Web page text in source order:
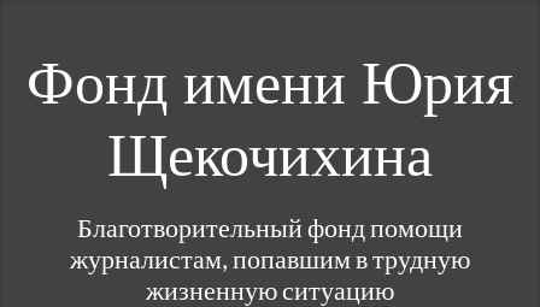
Фонд имени Юрия
Щекочихина
Благотворительный фонд помощи
журналистам, попавшим в трудную
жизненную ситуацию